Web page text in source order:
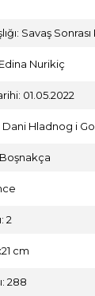
Savaş
Nurikiç
01.05.2022
Dani Hladnog i
2
cm
288